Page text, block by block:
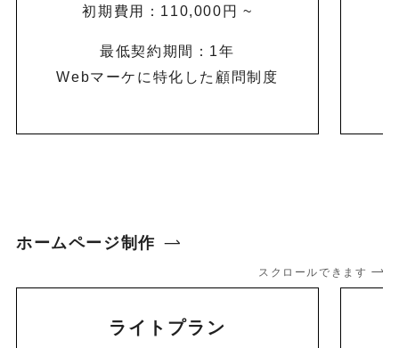
初期費用：110,000円 ~
最低契約期間：1年
Webマーケに特化した顧問制度
ホームページ制作
スクロールできます
ライトプラン